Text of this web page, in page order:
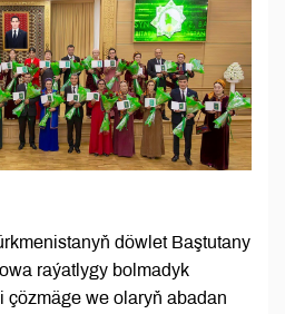
döwlet Baştutany
raýatlygy bolmadyk
çözmäge we olaryň abadan